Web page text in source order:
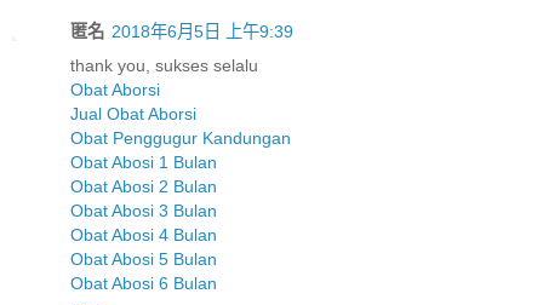
匿名 2018年6月5日 上午9:39
thank you, sukses selalu
Obat Aborsi
Jual Obat Aborsi
Obat Penggugur Kandungan
Obat Abosi 1 Bulan
Obat Abosi 2 Bulan
Obat Abosi 3 Bulan
Obat Abosi 4 Bulan
Obat Abosi 5 Bulan
Obat Abosi 6 Bulan